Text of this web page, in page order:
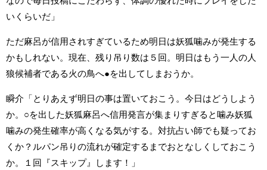
いくらいだ」
ただ麻呂が信用されすぎているため明日は妖狐噛みが発生する
かもしれない。現在、残り吊り数は５回。明日はもう一人の人
狼候補者である火の鳥へ●を出してしまおうか。
瞬介「とりあえず明日の事は置いておこう。今日はどうしよう
か。○を出した妖狐麻呂へ信用発言が集まりすぎると噛み妖狐
噛みの発生確率が高くなる気がする。対抗占い師でも疑ってお
くか？ルパン吊りの流れが確定するまでおとなしくしておこう
か。１回『スキップ』します！」